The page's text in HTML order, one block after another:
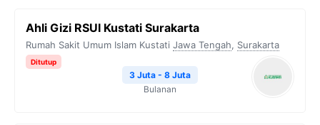
Ahli Gizi RSUI Kustati Surakarta
Rumah Sakit Umum Islam Kustati Jawa Tengah, Surakarta
Ditutup
3 Juta - 8 Juta
Bulanan